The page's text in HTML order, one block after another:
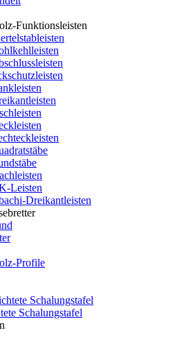
Funktionsleisten
Leisten
Dreikantleisten
Profile
Schalungstafel
Schalungstafel